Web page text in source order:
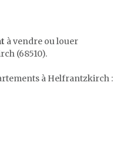
à vendre ou louer
(68510).
à Helfrantzkirch :